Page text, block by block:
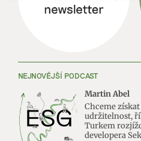
NEJNOVĚJŠÍ PODCAST
Martin Abel
Chceme
udržitelnost,
Turkem
developera